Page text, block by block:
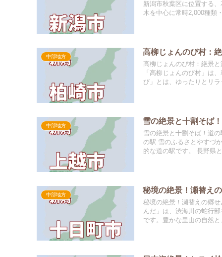
新潟市秋葉区に位置する
木を中心に常時2,000種類
中部地方
高柳じょんのび村：
高柳じょんのび村：絶景
「高柳じょんのび村」は
び」とは、ゆったりとリ
中部地方
雪の絶景と十割そば
雪の絶景と十割そば！道
の駅 雪のふるさとやすづ
的な道の駅です。 長野県
中部地方
秘境の絶景！瀬替え
秘境の絶景！瀬替えの郷
んだ」は、渋海川の蛇行
です。豊かな里山の自然